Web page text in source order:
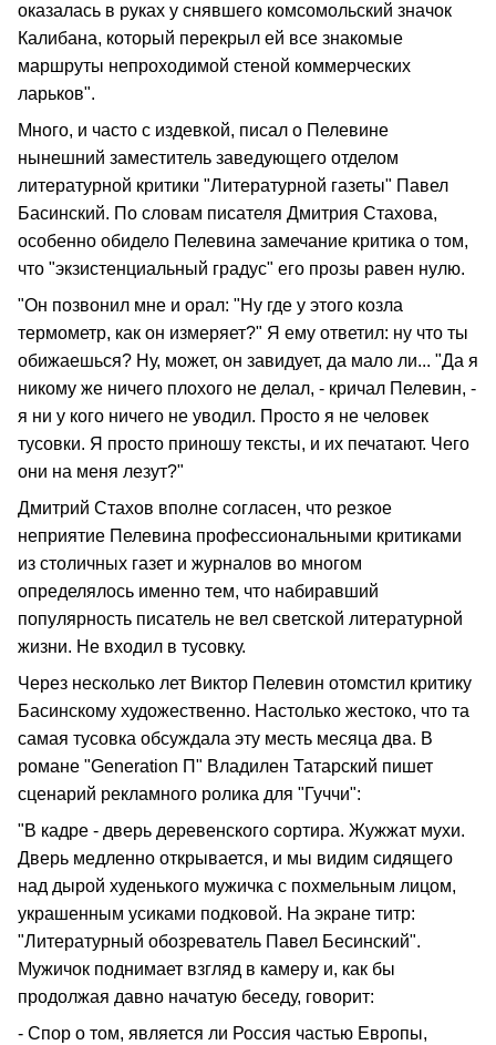
оказалась в руках у снявшего комсомольский значок
Калибана, который перекрыл ей все знакомые
маршруты непроходимой стеной коммерческих
ларьков".
Много, и часто с издевкой, писал о Пелевине
нынешний заместитель заведующего отделом
литературной критики "Литературной газеты" Павел
Басинский. По словам писателя Дмитрия Стахова,
особенно обидело Пелевина замечание критика о том,
что "экзистенциальный градус" его прозы равен нулю.
"Он позвонил мне и орал: "Ну где у этого козла
термометр, как он измеряет?" Я ему ответил: ну что ты
обижаешься? Ну, может, он завидует, да мало ли... "Да я
никому же ничего плохого не делал, - кричал Пелевин, -
я ни у кого ничего не уводил. Просто я не человек
тусовки. Я просто приношу тексты, и их печатают. Чего
они на меня лезут?"
Дмитрий Стахов вполне согласен, что резкое
неприятие Пелевина профессиональными критиками
из столичных газет и журналов во многом
определялось именно тем, что набиравший
популярность писатель не вел светской литературной
жизни. Не входил в тусовку.
Через несколько лет Виктор Пелевин отомстил критику
Басинскому художественно. Настолько жестоко, что та
самая тусовка обсуждала эту месть месяца два. В
романе "Generation П" Владилен Татарский пишет
сценарий рекламного ролика для "Гуччи":
"В кадре - дверь деревенского сортира. Жужжат мухи.
Дверь медленно открывается, и мы видим сидящего
над дырой худенького мужичка с похмельным лицом,
украшенным усиками подковой. На экране титр:
"Литературный обозреватель Павел Бесинский".
Мужичок поднимает взгляд в камеру и, как бы
продолжая давно начатую беседу, говорит:
- Спор о том, является ли Россия частью Европы,